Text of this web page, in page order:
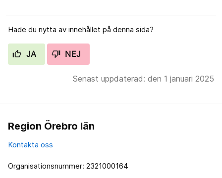
Hade du nytta av innehållet på denna sida?
JA NEJ
Senast uppdaterad: den 1 januari 2025
Region Örebro län
Kontakta oss
Organisationsnummer: 2321000164